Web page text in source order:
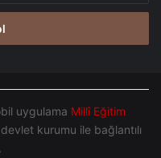
uygulama Millî Eğitim
kurumu ile bağlantılı